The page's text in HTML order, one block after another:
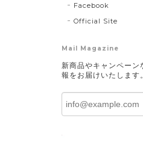
Facebook
Official Site
Mail Magazine
新商品やキャンペーン
報をお届けいたします。